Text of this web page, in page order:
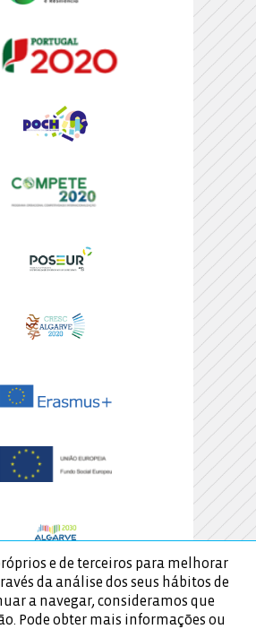
e de terceiros para melhorar
da análise dos seus hábitos de
a navegar, consideramos que
Pode obter mais informações ou